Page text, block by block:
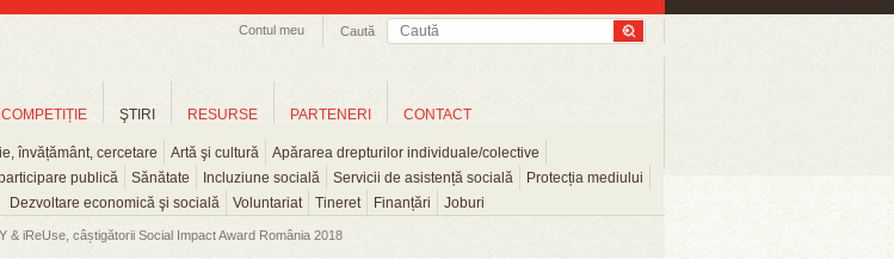
Caută
Contul meu
COMPETIȚIE ŞTIRI
învățământ, cercetare Artă şi cultură
Apărarea drepturilor individuale/colective
publică
Sănătate Incluziune socială Servicii de asistență socială
Protecția mediului
Dezvoltare economică şi socială
Voluntariat Tineret Finanțări Joburi
RESURSE PARTENERI CONTACT
& iReUse, câștigătorii Social Impact Award România 2018